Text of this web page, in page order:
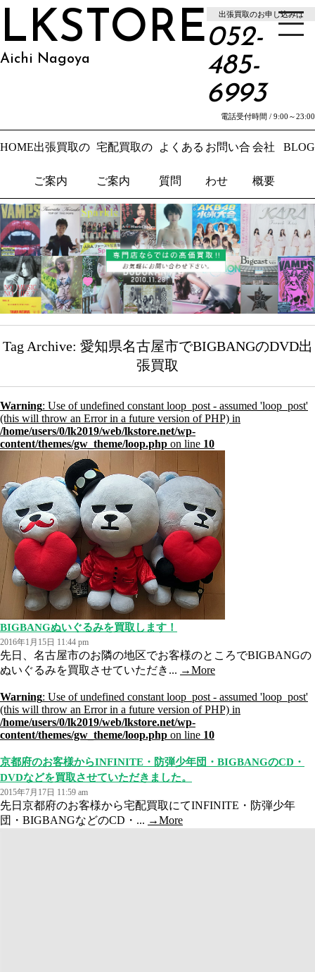
LKSTORE
Aichi Nagoya
出張買取のお申し込みは
052-
485-
6993
電話受付時間 / 9:00～23:00
HOME出張買取の
ご案内
宅配買取の
ご案内
よくある
質問
お問い合
わせ
会社
概要
BLOG
Tag Archive: 愛知県名古屋市でBIGBANGのDVD出
張買取
Warning: Use of undefined constant loop_post - assumed 'loop_post'
(this will throw an Error in a future version of PHP) in
/home/users/0/lk2019/web/lkstore.net/wp-
content/themes/gw_theme/loop.php on line 10
BIGBANGぬいぐるみを買取します！
2016年1月15日 11:44 pm
先日、名古屋市のお隣の地区でお客様のところでBIGBANGの
ぬいぐるみを買取させていただき... →More
Warning: Use of undefined constant loop_post - assumed 'loop_post'
(this will throw an Error in a future version of PHP) in
/home/users/0/lk2019/web/lkstore.net/wp-
content/themes/gw_theme/loop.php on line 10
京都府のお客様からINFINITE・防弾少年団・BIGBANGのCD・
DVDなどを買取させていただきました。
2015年7月17日 11:59 am
先日京都府のお客様から宅配買取にてINFINITE・防弾少年
団・BIGBANGなどのCD・... →More